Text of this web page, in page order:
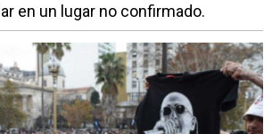
en un lugar no confirmado.